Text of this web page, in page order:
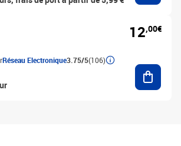
Réseau Electronique3.75/5(106)
12,00€